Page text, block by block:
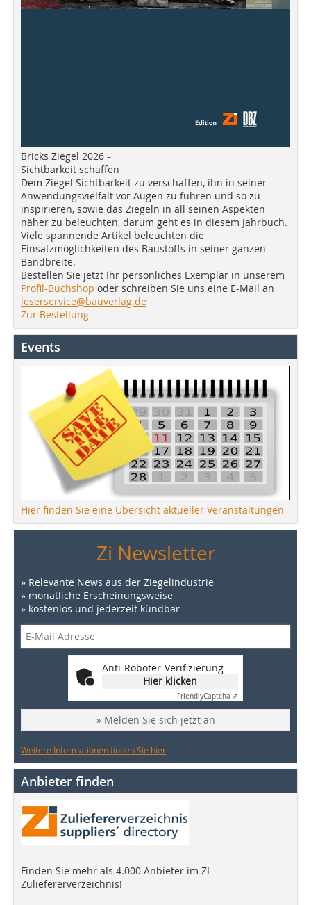
Bricks Ziegel 2026 -
Sichtbarkeit schaffen
Dem Ziegel Sichtbarkeit zu verschaffen, ihn in seiner
Anwendungsvielfalt vor Augen zu führen und so zu
inspirieren, sowie das Ziegeln in all seinen Aspekten
näher zu beleuchten, darum geht es in diesem Jahrbuch.
Viele spannende Artikel beleuchten die
Einsatzmöglichkeiten des Baustoffs in seiner ganzen
Bandbreite.
Bestellen Sie jetzt Ihr persönliches Exemplar in unserem
Profil-Buchshop oder schreiben Sie uns eine E-Mail an
leserservice@bauverlag.de
Zur Bestellung
Events
Hier finden Sie eine Übersicht aktueller Veranstaltungen
Zi Newsletter
» Relevante News aus der Ziegelindustrie
» monatliche Erscheinungsweise
» kostenlos und jederzeit kündbar
Anti-Roboter-Verifizierung
Hier klicken
FriendlyCaptcha ⇗
» Melden Sie sich jetzt an
Weitere Informationen finden Sie hier
Anbieter finden
Finden Sie mehr als 4.000 Anbieter im ZI
Zuliefererverzeichnis!